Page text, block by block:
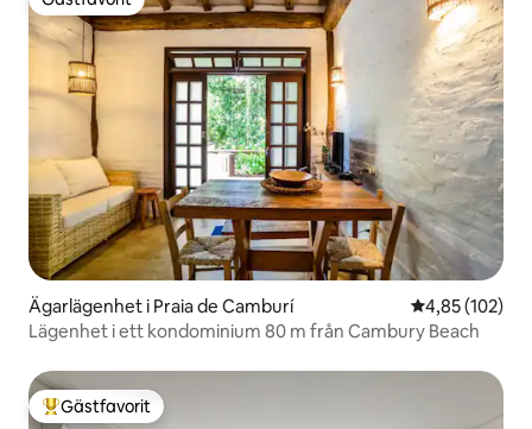
Gästfavorit
Ägarlägenhet i Praia de Camburí 4,85 av 5 i
4,85 (102)
Lägenhet i ett kondominium 80 m från Cambury Beach
Populär gästfavorit
Gästfavorit